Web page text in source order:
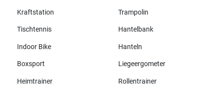
Kraftstation Trampolin
Tischtennis Hantelbank
Indoor Bike Hanteln
Boxsport Liegeergometer
Heimtrainer Rollentrainer